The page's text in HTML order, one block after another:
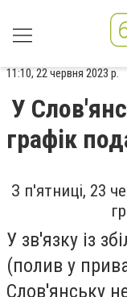
11:10, 22 червня 2023 р.
У
графік
З п'ятниці, 23
У зв'язку із
(полив у
Слов'янську